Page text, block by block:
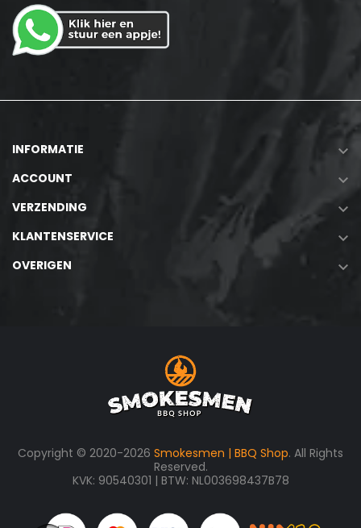
INFORMATIE 
ACCOUNT 
VERZENDING 
KLANTENSERVICE 
OVERIGEN 
Copyright © 2020-2026 Smokesmen | BBQ Shop. All Rights
Reserved.
KVK: 90540301 | BTW: NL003698437B78